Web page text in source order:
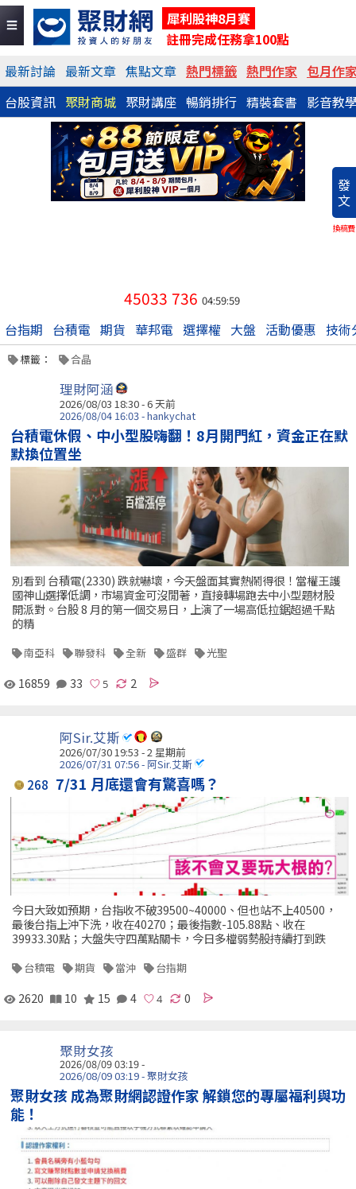
犀利股神8月賽
註冊完成任務拿100點
最新討論 最新文章 焦點文章 熱門標籤 熱門作家 包月作
台股資訊 聚財商城 聚財講座 暢銷排行 精裝套書 影音教
發
文
換稿費
45033 736 04:59:59
台指期 台積電 期貨 華邦電 選擇權 大盤 活動優惠 技術
標籤： 合晶
理財阿涵
2026/08/03 18:30 - 6 天前
2026/08/04 16:03 - hankychat
台積電休假、中小型股嗨翻！8月開門紅，資金正在默
默換位置坐
別看到 台積電(2330) 跌就嚇壞，今天盤面其實熱鬧得很！當權王護
國神山選擇低調，市場資金可沒閒著，直接轉場跑去中小型題材股
開派對。台股 8 月的第一個交易日，上演了一場高低拉鋸超過千點
的精
南亞科 聯發科 全新 盛群 光聖
16859 33 2
阿Sir.艾斯
2026/07/30 19:53 - 2 星期前
2026/07/31 07:56 - 阿Sir.艾斯
268 7/31 月底還會有驚喜嗎？
今日大致如預期，台指收不破39500~40000、但也站不上40500，
最後台指上沖下洗，收在40270；最後指數-105.88點、收在
39933.30點；大盤失守四萬點關卡，今日多檔弱勢股持續打到跌
台積電 期貨 當沖 台指期
2620 10 15 4 0
聚財女孩
2026/08/09 03:19 -
2026/08/09 03:19 - 聚財女孩
聚財女孩 成為聚財網認證作家 解鎖您的專屬福利與功
能！